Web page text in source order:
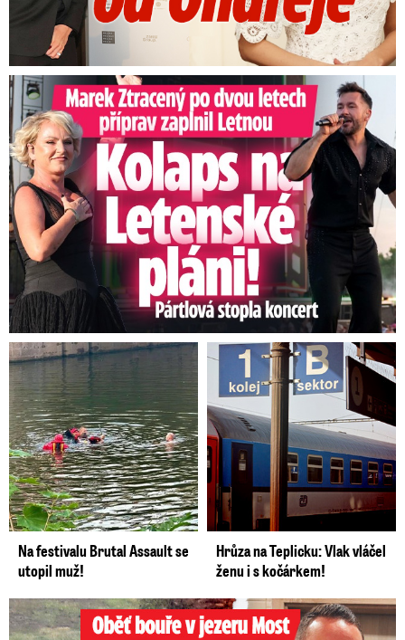
Marek Ztracený na Letné: Pártlová stopla koncert
Na festivalu Brutal Assault se
utopil muž!
Hrůza na Teplicku: Vlak vláčel
ženu i s kočárkem!
Oběť bouře v jezeru Most: Zemřel táta Dominik (†28)